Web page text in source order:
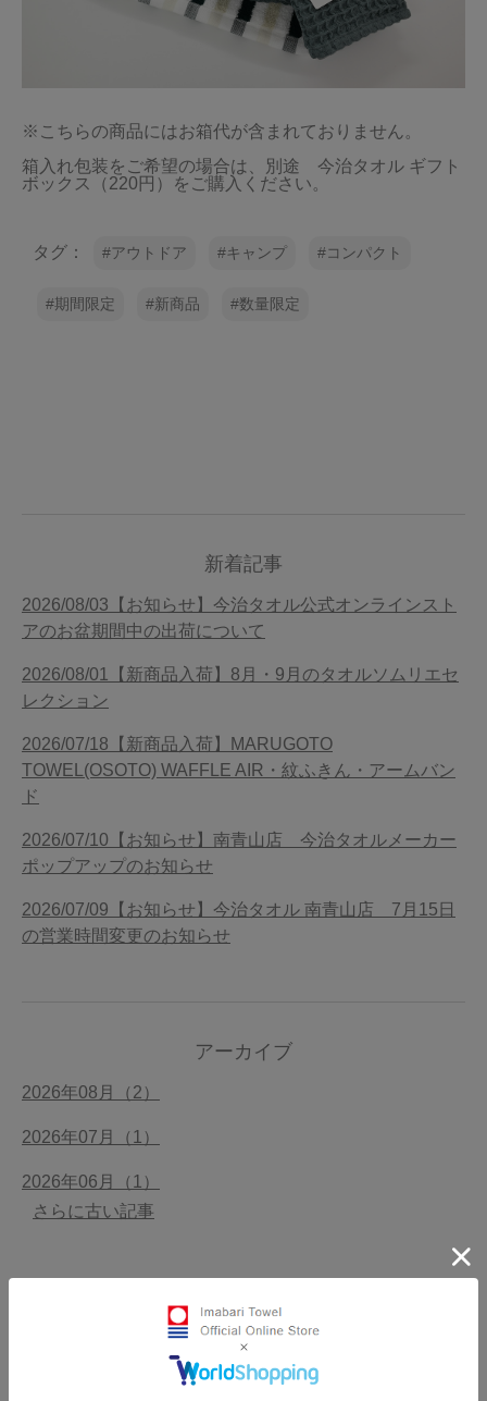
新着記事
2026/08/03【お知らせ】今治タオル公式オンラインスト
アのお盆期間中の出荷について
2026/08/01【新商品入荷】8月・9月のタオルソムリエセ
レクション
2026/07/18【新商品入荷】MARUGOTO
TOWEL(OSOTO) WAFFLE AIR・紋ふきん・アームバン
ド
2026/07/10【お知らせ】南青山店 今治タオルメーカー
ポップアップのお知らせ
2026/07/09【お知らせ】今治タオル 南青山店 7月15日
の営業時間変更のお知らせ
アーカイブ
2026年08月（2）
2026年07月（1）
2026年06月（1）
さらに古い記事
店舗一覧
※こちらの商品にはお箱代が含まれておりません。
箱入れ包装をご希望の場合は、別途　今治タオル ギフト
ボックス（220円）をご購入ください。
タグ： アウトドア キャンプ コンパクト
期間限定 新商品 数量限定